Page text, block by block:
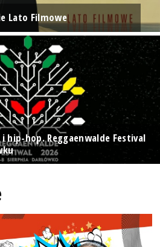
Lato Filmowe
hip-hop. Reggaenwalde Festival